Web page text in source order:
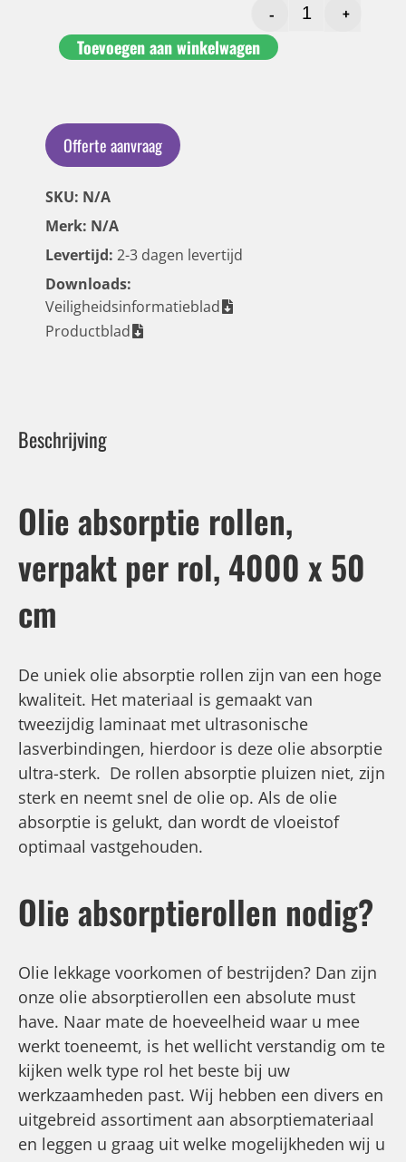
-
+
Toevoegen aan winkelwagen
Offerte aanvraag
SKU: N/A
Merk: N/A
Levertijd: 2-3 dagen levertijd
Downloads:
Veiligheidsinformatieblad
Productblad
Beschrijving
Olie absorptie rollen,
verpakt per rol, 4000 x 50
cm
De uniek olie absorptie rollen zijn van een hoge
kwaliteit. Het materiaal is gemaakt van
tweezijdig laminaat met ultrasonische
lasverbindingen, hierdoor is deze olie absorptie
ultra-sterk. De rollen absorptie pluizen niet, zijn
sterk en neemt snel de olie op. Als de olie
absorptie is gelukt, dan wordt de vloeistof
optimaal vastgehouden.
Olie absorptierollen nodig?
Olie lekkage voorkomen of bestrijden? Dan zijn
onze olie absorptierollen een absolute must
have. Naar mate de hoeveelheid waar u mee
werkt toeneemt, is het wellicht verstandig om te
kijken welk type rol het beste bij uw
werkzaamheden past. Wij hebben een divers en
uitgebreid assortiment aan absorptiemateriaal
en leggen u graag uit welke mogelijkheden wij u